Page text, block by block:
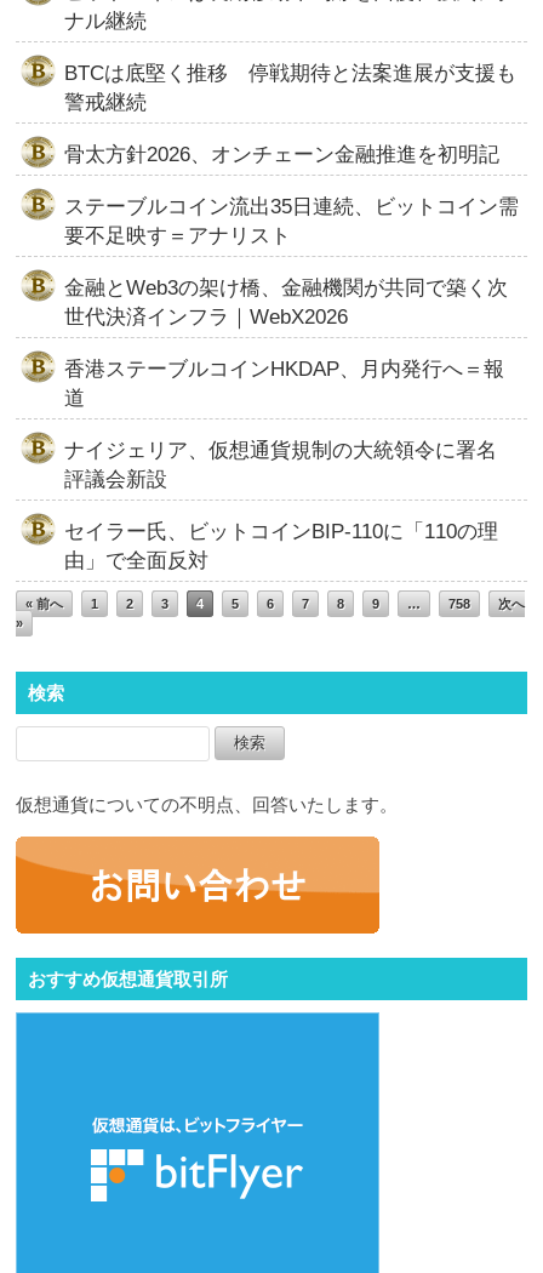
ナル継続
BTCは底堅く推移 停戦期待と法案進展が支援も
警戒継続
骨太方針2026、オンチェーン金融推進を初明記
ステーブルコイン流出35日連続、ビットコイン需
要不足映す＝アナリスト
金融とWeb3の架け橋、金融機関が共同で築く次
世代決済インフラ｜WebX2026
香港ステーブルコインHKDAP、月内発行へ＝報
道
ナイジェリア、仮想通貨規制の大統領令に署名
評議会新設
セイラー氏、ビットコインBIP-110に「110の理
由」で全面反対
« 前へ 1 2 3 4 5 6 7 8 9 … 758
次へ
»
検索
仮想通貨についての不明点、回答いたします。
おすすめ仮想通貨取引所